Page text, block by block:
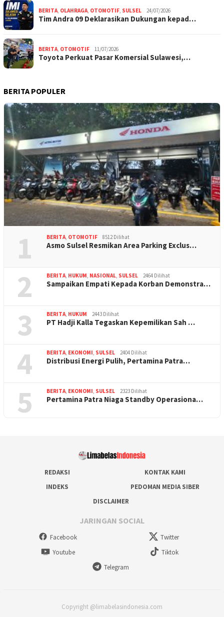
BERITA, OLAHRAGA, OTOMOTIF, SULSEL 24/07/2026
Tim Andra 09 Deklarasikan Dukungan kepad…
BERITA, OTOMOTIF 11/07/2026
Toyota Perkuat Pasar Komersial Sulawesi,…
BERITA POPULER
1 BERITA, OTOMOTIF 8512 Dilihat
Asmo Sulsel Resmikan Area Parking Exclus…
2 BERITA, HUKUM, NASIONAL, SULSEL 2464 Dilihat
Sampaikan Empati Kepada Korban Demonstra…
3 BERITA, HUKUM 2443 Dilihat
PT Hadji Kalla Tegaskan Kepemilikan Sah …
4 BERITA, EKONOMI, SULSEL 2404 Dilihat
Distribusi Energi Pulih, Pertamina Patra…
5 BERITA, EKONOMI, SULSEL 2323 Dilihat
Pertamina Patra Niaga Standby Operasiona…
REDAKSI
KONTAK KAMI
INDEKS
PEDOMAN MEDIA SIBER
DISCLAIMER
JARINGAN SOCIAL
Facebook
Twitter
Youtube
Tiktok
Telegram
Copyright @limabelasindonesia.com